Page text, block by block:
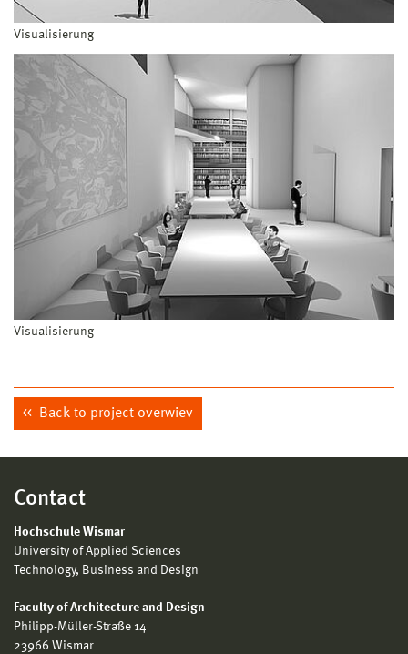
Visualisierung
Visualisierung
Back to project overwiev
Contact
Hochschule Wismar
University of Applied Sciences
Technology, Business and Design
Faculty of Architecture and Design
Philipp-Müller-Straße 14
23966 Wismar